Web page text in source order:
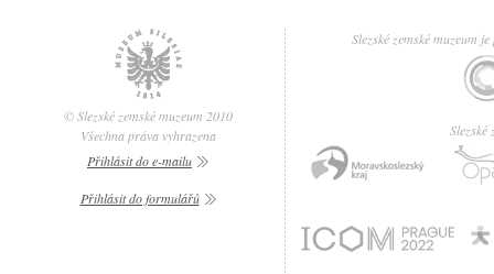
Slezské zemské muzeum
Slezské
© Slezské zemské muzeum 2010
Všechna práva vyhrazena
Přihlásit do e-mailu
Přihlásit do formulářů